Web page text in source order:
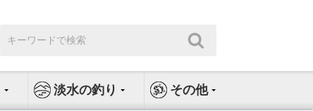
索:
淡水の釣り その他